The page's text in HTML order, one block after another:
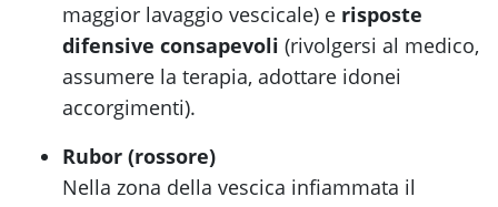
maggior lavaggio vescicale) e risposte
difensive consapevoli (rivolgersi al medico,
assumere la terapia, adottare idonei
accorgimenti).
Rubor (rossore)
Nella zona della vescica infiammata il